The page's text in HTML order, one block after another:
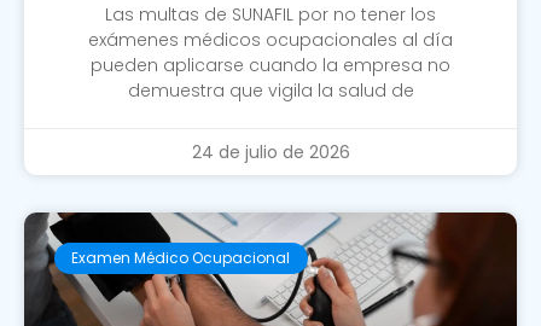
Las multas de SUNAFIL por no tener los
exámenes médicos ocupacionales al día
pueden aplicarse cuando la empresa no
demuestra que vigila la salud de
24 de julio de 2026
Examen Médico Ocupacional